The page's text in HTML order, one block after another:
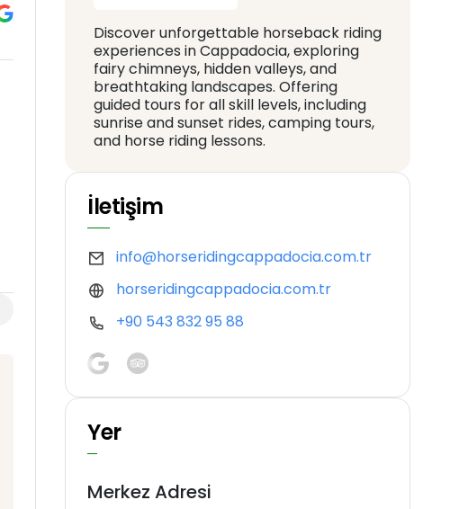
Discover unforgettable horseback riding
experiences in Cappadocia, exploring
fairy chimneys, hidden valleys, and
breathtaking landscapes. Offering
guided tours for all skill levels, including
sunrise and sunset rides, camping tours,
and horse riding lessons.
İletişim
info@horseridingcappadocia.com.tr
horseridingcappadocia.com.tr
+90 543 832 95 88
Yer
Merkez Adresi